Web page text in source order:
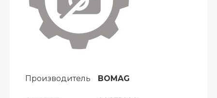
Производитель BOMAG